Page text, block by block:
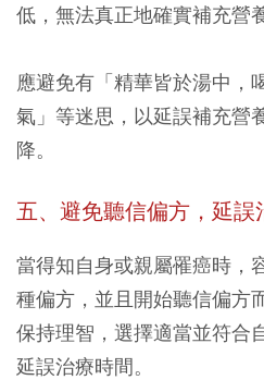
低，無法真正地確實補充營養
應避免有「精華皆於湯中，
氣」等迷思，以延誤補充營
降。
五、避免聽信偏方，延誤
當得知自身或親屬罹癌時，
種偏方，並且開始聽信偏方
保持理智，選擇適當並符合
延誤治療時間。